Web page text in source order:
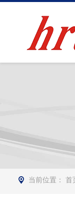
当前位置： 首